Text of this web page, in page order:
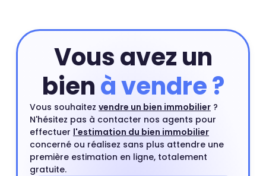
du quartier.
Vous avez un
bienà vendre ?
Vous souhaitez vendre un bien immobilier ?
N'hésitez pas à contacter nos agents pour
effectuer l'estimation du bien immobilier
concerné ou réalisez sans plus attendre une
première estimation en ligne, totalement
gratuite.